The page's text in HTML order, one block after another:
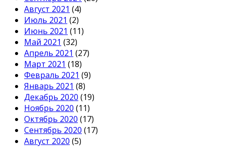
Август 2021 (4)
Июль 2021 (2)
Июнь 2021 (11)
Май 2021 (32)
Апрель 2021 (27)
Март 2021 (18)
Февраль 2021 (9)
Январь 2021 (8)
Декабрь 2020 (19)
Ноябрь 2020 (11)
Октябрь 2020 (17)
Сентябрь 2020 (17)
Август 2020 (5)